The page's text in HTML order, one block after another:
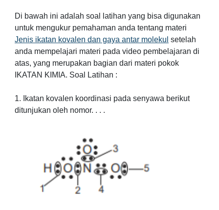
Di bawah ini adalah soal latihan yang bisa digunakan
untuk mengukur pemahaman anda tentang materi
Jenis ikatan kovalen dan gaya antar molekul setelah
anda mempelajari materi pada video pembelajaran di
atas, yang merupakan bagian dari materi pokok
IKATAN KIMIA. Soal Latihan :
1. Ikatan kovalen koordinasi pada senyawa berikut
ditunjukan oleh nomor. . . .